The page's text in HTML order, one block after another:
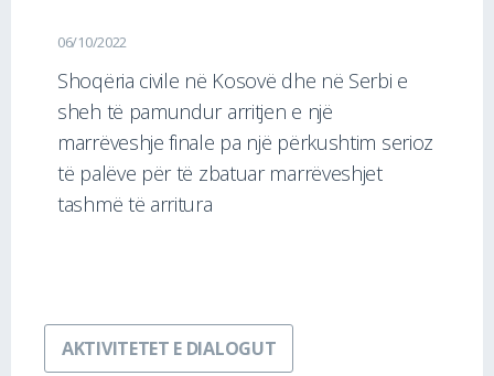
06/10/2022
Shoqëria civile në Kosovë dhe në Serbi e
sheh të pamundur arritjen e një
marrëveshje finale pa një përkushtim serioz
të palëve për të zbatuar marrëveshjet
tashmë të arritura
AKTIVITETET E DIALOGUT